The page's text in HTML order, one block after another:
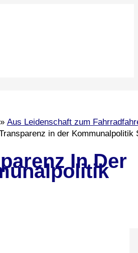
Aus Leidenschaft zum
in der Kommunalpolitik
In Der